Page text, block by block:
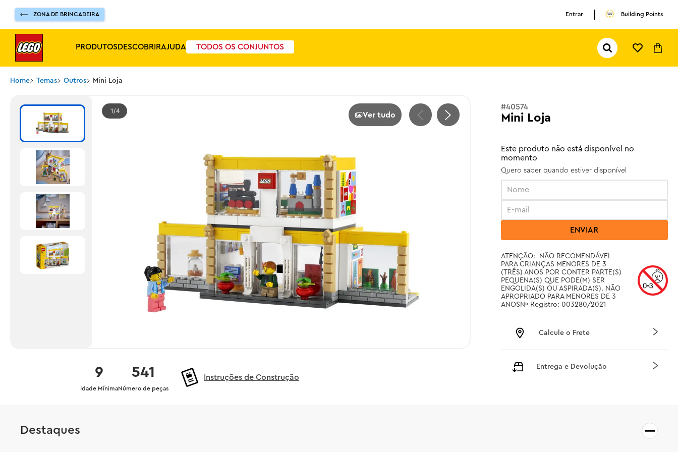
ZONA DE BRINCADEIRA Entrar Building Points
PRODUTOSDESCOBRIRAJUDA TODOS OS CONJUNTOS
Pesquisar...
Home Temas Outros Mini Loja
1 4 Ver tudo
541
Número de peças
9
Idade Mínima
Instruções de Construção
#40574
Mini Loja
Este produto não está disponível no
momento
Quero saber quando estiver disponível
ENVIAR
ATENÇÃO:  NÃO RECOMENDÁVEL
PARA CRIANÇAS MENORES DE 3
(TRÊS) ANOS POR CONTER PARTE(S)
PEQUENA(S) QUE PODE(M) SER
ENGOLIDA(S) OU ASPIRADA(S). NÃO
APROPRIADO PARA MENORES DE 3
ANOSNº Registro: 003280/2021
Calcule o Frete
Entrega e Devolução
Destaques